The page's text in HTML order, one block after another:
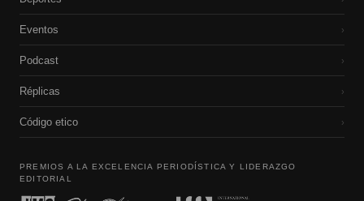
Eventos ›
Podcast ›
Réplicas ›
Código etico ›
PREMIOS A LA EXCELENCIA PERIODÍSTICA Y LIDERAZGO
EDITORIAL